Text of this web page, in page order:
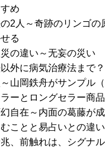
め
2人～奇跡のリンゴの
る
の違い～无妄の災い
外に病気治療法まで
山岡鉄舟がサンプル（
ーとロングセラー商
自在～内面の葛藤が
ことと易占いとの違い
、前触れは、シグナル